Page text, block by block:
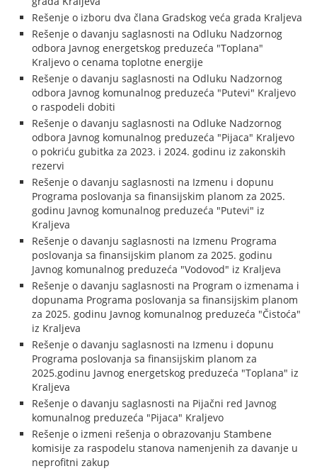
Rešenje o izboru dva člana Gradskog veća grada Kraljeva
Rešenje o davanju saglasnosti na Odluku Nadzornog
odbora Javnog energetskog preduzeća "Toplana"
Kraljevo o cenama toplotne energije
Rešenje o davanju saglasnosti na Odluku Nadzornog
odbora Javnog komunalnog preduzeća "Putevi" Kraljevo
o raspodeli dobiti
Rešenje o davanju saglasnosti na Odluke Nadzornog
odbora Javnog komunalnog preduzeća "Pijaca" Kraljevo
o pokriću gubitka za 2023. i 2024. godinu iz zakonskih
rezervi
Rešenje o davanju saglasnosti na Izmenu i dopunu
Programa poslovanja sa finansijskim planom za 2025.
godinu Javnog komunalnog preduzeća "Putevi" iz
Kraljeva
Rešenje o davanju saglasnosti na Izmenu Programa
poslovanja sa finansijskim planom za 2025. godinu
Javnog komunalnog preduzeća "Vodovod" iz Kraljeva
Rešenje o davanju saglasnosti na Program o izmenama i
dopunama Programa poslovanja sa finansijskim planom
za 2025. godinu Javnog komunalnog preduzeća "Čistoća"
iz Kraljeva
Rešenje o davanju saglasnosti na Izmenu i dopunu
Programa poslovanja sa finansijskim planom za
2025.godinu Javnog energetskog preduzeća "Toplana" iz
Kraljeva
Rešenje o davanju saglasnosti na Pijačni red Javnog
komunalnog preduzeća "Pijaca" Kraljevo
Rešenje o izmeni rešenja o obrazovanju Stambene
komisije za raspodelu stanova namenjenih za davanje u
neprofitni zakup